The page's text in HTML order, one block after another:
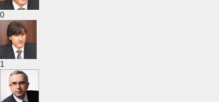
0
1